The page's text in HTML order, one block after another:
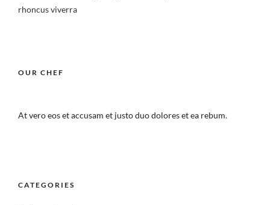
rhoncus viverra
OUR CHEF
At vero eos et accusam et justo duo dolores et ea rebum.
CATEGORIES